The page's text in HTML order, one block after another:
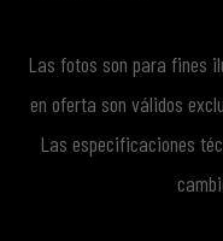
Las fotos son para fines
en oferta son válidos
Las especificaciones